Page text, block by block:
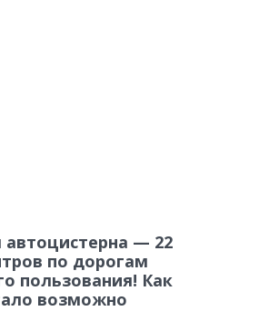
автоцистерна — 22
по дорогам
пользования! Как
возможно